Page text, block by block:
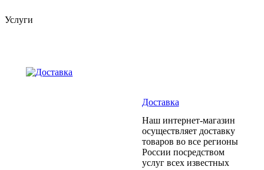
Услуги
Доставка
Наш интернет-магазин
осуществляет доставку
товаров во все регионы
России посредством
услуг всех известных